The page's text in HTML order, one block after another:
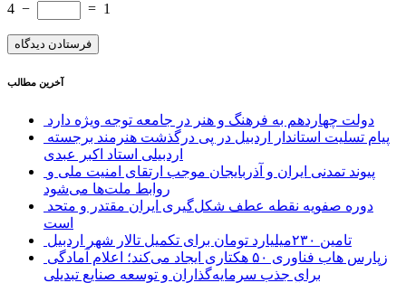
4 − = 1
آخرین مطالب
دولت چهاردهم به فرهنگ و هنر در جامعه توجه ویژه دارد
اردبیلی استاد اکبر عبدی
روابط ملت‌ها می‌شود
است
تامین ۲۳۰میلیارد تومان برای تکمیل تالار شهر اردبیل
برای جذب سرمایه‌گذاران و توسعه صنایع تبدیلی